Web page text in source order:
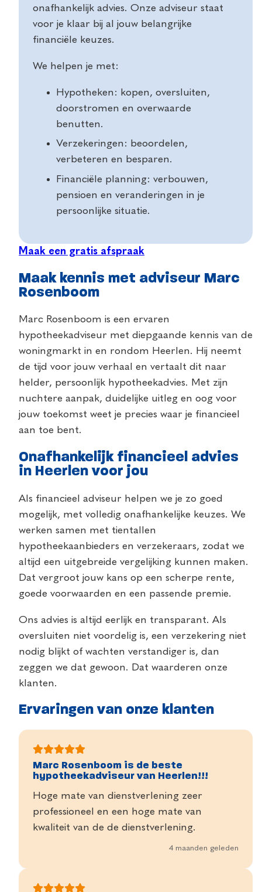
onafhankelijk advies. Onze adviseur staat
voor je klaar bij al jouw belangrijke
financiële keuzes.
We helpen je met:
Hypotheken: kopen, oversluiten,
doorstromen en overwaarde
benutten.
Verzekeringen: beoordelen,
verbeteren en besparen.
Financiële planning: verbouwen,
pensioen en veranderingen in je
persoonlijke situatie.
Maak een gratis afspraak
Maak kennis met adviseur Marc
Rosenboom
Marc Rosenboom is een ervaren
hypotheekadviseur met diepgaande kennis van de
woningmarkt in en rondom Heerlen. Hij neemt
de tijd voor jouw verhaal en vertaalt dit naar
helder, persoonlijk hypotheekadvies. Met zijn
nuchtere aanpak, duidelijke uitleg en oog voor
jouw toekomst weet je precies waar je financieel
aan toe bent.
Onafhankelijk financieel advies
in Heerlen voor jou
Als financieel adviseur helpen we je zo goed
mogelijk, met volledig onafhankelijke keuzes. We
werken samen met tientallen
hypotheekaanbieders en verzekeraars, zodat we
altijd een uitgebreide vergelijking kunnen maken.
Dat vergroot jouw kans op een scherpe rente,
goede voorwaarden en een passende premie.
Ons advies is altijd eerlijk en transparant. Als
oversluiten niet voordelig is, een verzekering niet
nodig blijkt of wachten verstandiger is, dan
zeggen we dat gewoon. Dat waarderen onze
klanten.
Ervaringen van onze klanten
Marc Rosenboom is de beste
hypotheekadviseur van Heerlen!!!
Hoge mate van dienstverlening zeer
professioneel en een hoge mate van
kwaliteit van de de dienstverlening.
4 maanden geleden